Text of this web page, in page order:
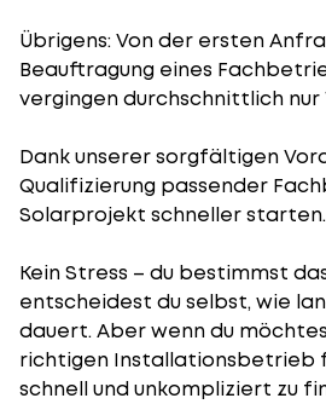
Übrigens: Von der ersten
Beauftragung eines
vergingen durchschnittlich nur
Dank unserer sorgfältigen
Qualifizierung passender
Solarprojekt schneller starten.
Kein Stress – du bestimmst
entscheidest du selbst, wie
dauert. Aber wenn du
richtigen Installationsbetrieb
schnell und unkompliziert zu